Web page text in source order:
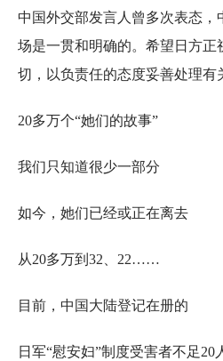
中国外交部发言人曾多次表态，
场是一贯和明确的。希望日方正
切，以负责任的态度妥善处理有
20多万个“她们的故事”
我们只知道很少一部分
如今，她们已经或正在离去
从20多万到32、22……
目前，中国大陆登记在册的
日军“慰安妇”制度受害者不足20